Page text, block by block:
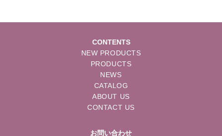
CONTENTS
NEW PRODUCTS
PRODUCTS
NEWS
CATALOG
ABOUT US
CONTACT US
お問い合わせ